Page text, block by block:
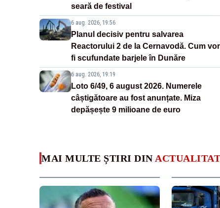
seară de festival
6 aug. 2026, 19:56
Planul decisiv pentru salvarea
Reactorului 2 de la Cernavodă. Cum vor
fi scufundate barjele în Dunăre
6 aug. 2026, 19:19
Loto 6/49, 6 august 2026. Numerele
câștigătoare au fost anunțate. Miza
depășește 9 milioane de euro
MAI MULTE ȘTIRI DIN